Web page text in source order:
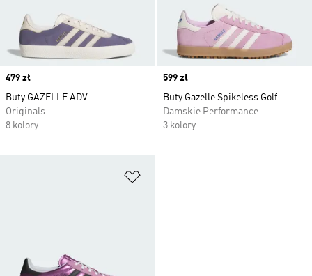
Price
479 zł
Buty GAZELLE ADV
Originals
8 kolory
Price
599 zł
Buty Gazelle Spikeless Golf
Damskie Performance
3 kolory